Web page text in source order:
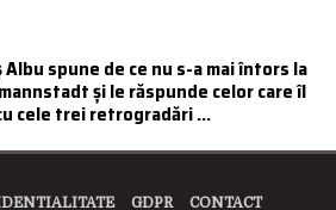
Albu spune de ce nu s-a mai întors la
și le răspunde celor care îl
cele trei retrogradări ...
GDPR CONTACT